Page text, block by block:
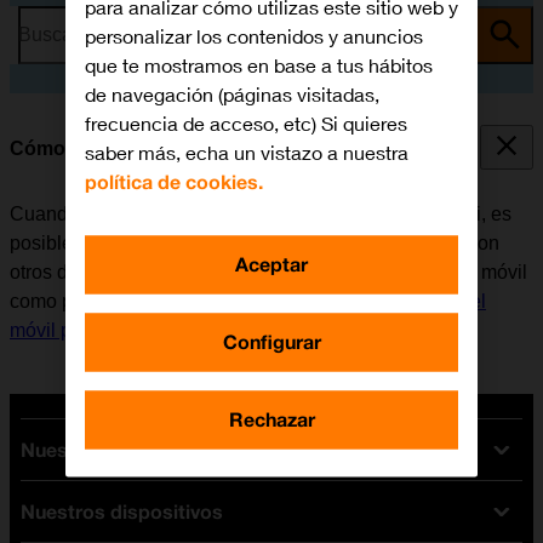
Busca por problema o tema
Cómo utilizar el móvil como punto de acceso Wi-Fi
Cuando se utiliza el móvil como punto de acceso Wi-Fi, es
posible compartir la conexión de internet del teléfono con
otros dispositivos a través de Wi-Fi. Antes de utilizar el móvil
como punto de acceso Wi-Fi, es necesario
configurar el
móvil para internet
Nuestras tarifas
Tarifas Orange
Nuestros dispositivos
para analizar cómo utilizas este sitio web y
personalizar los contenidos y anuncios
que te mostramos en base a tus hábitos
de navegación (páginas visitadas,
frecuencia de acceso, etc) Si quieres
saber más, echa un vistazo a nuestra
política de cookies.
Configurar
Rechazar
Aceptar